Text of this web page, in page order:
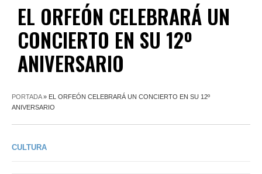
EL ORFEÓN CELEBRARÁ UN
CONCIERTO EN SU 12º
ANIVERSARIO
PORTADA» EL ORFEÓN CELEBRARÁ UN CONCIERTO EN SU 12º
ANIVERSARIO
CULTURA